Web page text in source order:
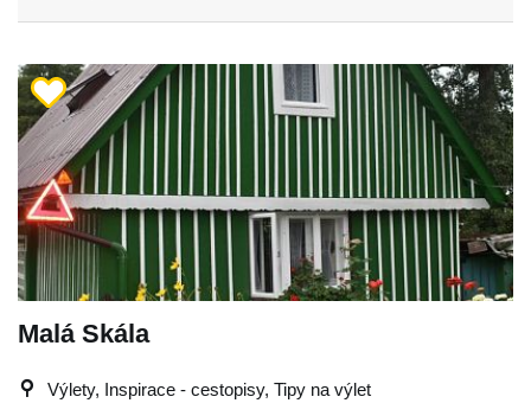
Malá Skála
Výlety, Inspirace - cestopisy, Tipy na výlet